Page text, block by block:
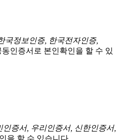
국정보인증, 한국전자인증,
인증서로 본인확인을 할 수 있
인증서, 우리인증서, 신한인증서,